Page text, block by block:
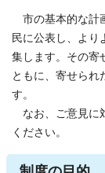
市の基本的な計
民に公表し、より
集します。その寄
ともに、寄せられ
す。
なお、ご意見に
ください。